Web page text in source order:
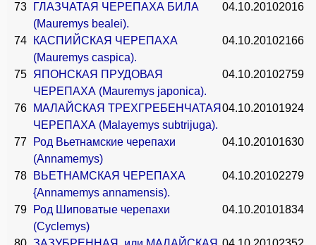
73
ГЛАЗЧАТАЯ ЧЕРЕПАХА БИЛА
(Mauremys bealei).
04.10.20102016
74
КАСПИЙСКАЯ ЧЕРЕПАХА
(Mauremys caspica).
04.10.20102166
75 ЯПОНСКАЯ ПРУДОВАЯ
ЧЕРЕПАХА (Mauremys japonica).
04.10.20102759
76
МАЛАЙСКАЯ ТРЕХГРЕБЕНЧАТАЯ
ЧЕРЕПАХА (Malayemys subtrijuga).
04.10.20101924
77
Род Вьетнамские черепахи
(Annamemys)
04.10.20101630
78
ВЬЕТНАМСКАЯ ЧЕРЕПАХА
{Annamemys annamensis).
04.10.20102279
79
Род Шиповатые черепахи
(Cyclemys)
04.10.20101834